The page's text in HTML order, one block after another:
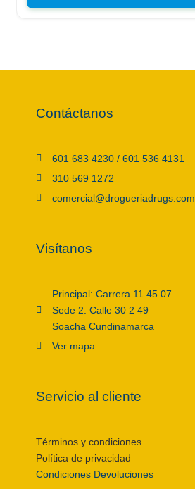
Contáctanos
601 683 4230 / 601 536 4131
310 569 1272
comercial@drogueriadrugs.com
Visítanos
Principal: Carrera 11 45 07
Sede 2: Calle 30 2 49
Soacha Cundinamarca
Ver mapa
Servicio al cliente
Términos y condiciones
Política de privacidad
Condiciones Devoluciones